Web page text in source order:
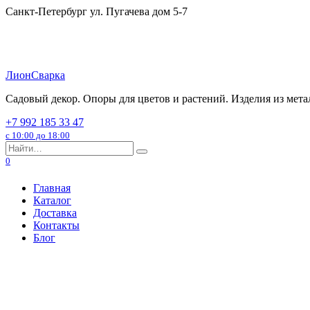
Перейти
Санкт-Петербург ул. Пугачева дом 5-7
ЛионСварка
Садовый декор. Опоры для цветов и растений. Изделия из
+7 992 185 33 47
с 10:00 до 18:00
Search
for:
0
Главная
Каталог
Доставка
Контакты
Блог